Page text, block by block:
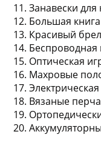
Занавески для
Большая
Красивый
Беспроводная
Оптическая
Махровые
Вязаные